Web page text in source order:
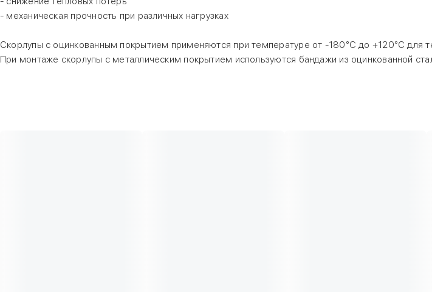
- механическая прочность при различных нагрузках
Скорлупы с оцинкованным покрытием применяются при температуре от -180°С до +120°С для
При монтаже скорлупы с металлическим покрытием используются бандажи из оцинкованной